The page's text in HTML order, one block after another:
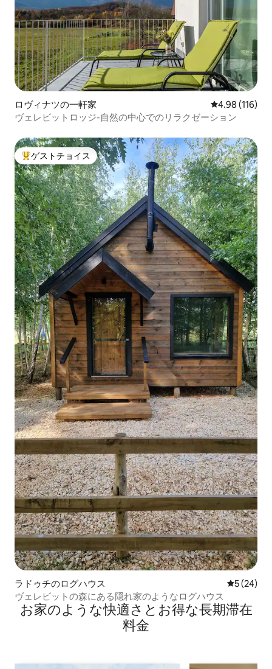
ロヴィナツの一軒家 レビュー116
4.98 (116)
ヴェレビットロッジ-自然の中心でのリラクゼーション
大好評のゲストチョイスです。
ゲストチョイス
ラドゥチのログハウス レビュー
5 (24)
ヴェレビットの森にある隠れ家のようなログハウス
お家のような快⁠適⁠さ⁠とお⁠得⁠な長⁠期⁠滞⁠在
料⁠金